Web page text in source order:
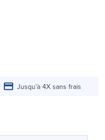
Jusqu'à 4X sans frais